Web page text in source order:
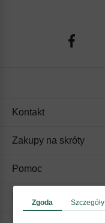
Kontakt
Zakupy na skróty
Pomoc
Zgoda Szczegóły